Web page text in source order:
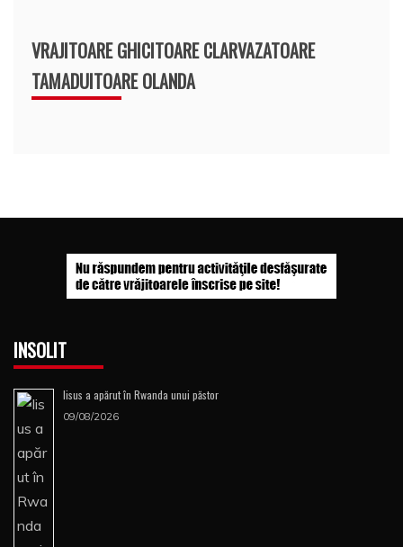
VRAJITOARE GHICITOARE CLARVAZATOARE
TAMADUITOARE OLANDA
INSOLIT
Iisus a apărut în Rwanda unui păstor
09/08/2026